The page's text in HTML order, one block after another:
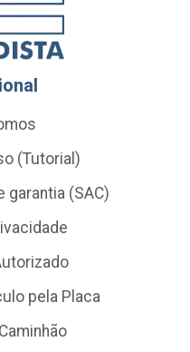
(Tutorial)
garantia (SAC)
pela Placa